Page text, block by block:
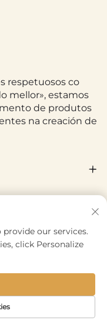
respetuosos co
mellor», estamos
de produtos
na creación de
de produto.
our services.
click Personalize